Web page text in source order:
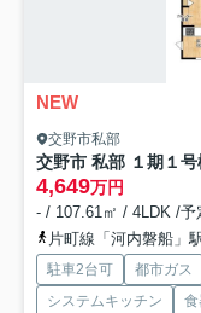
NEW
交野市私部
交野市 私部 １期１
4,649万円
- / 107.61㎡ / 4LDK /予
片町線「河内磐船」
駐車2台可 都市ガス
システムキッチン